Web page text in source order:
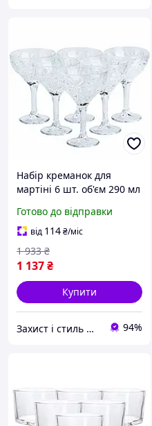
Набір креманок для
мартіні 6 шт. об'єм 290 мл
скла прозорі
Готово до відправки
від 114₴/міс
1 137₴
1 933 ₴
Купити
Захист і стиль — в одному магазині 94%